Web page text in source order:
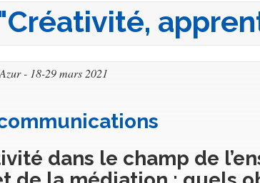
- 18-29 mars 2021
dans le champ de